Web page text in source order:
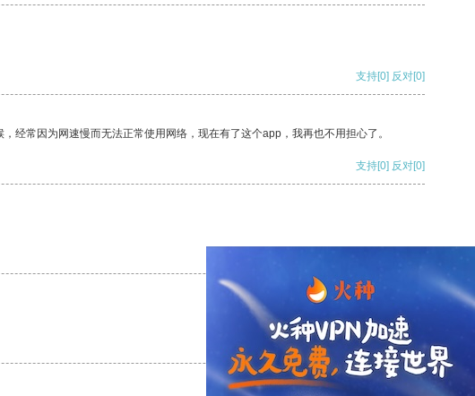
支持[0] 反对[0]
经常因为网速慢而无法正常使用网络，现在有了这个app，我再也不用担心了。
支持[0] 反对[0]
支持 [0] 反对 [0]